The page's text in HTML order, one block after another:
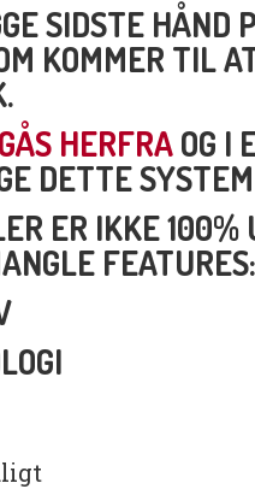
SIDSTE HÅND
KOMMER TIL
HERFRAOG I
DETTE
ER IKKE 100%
FEATURES: